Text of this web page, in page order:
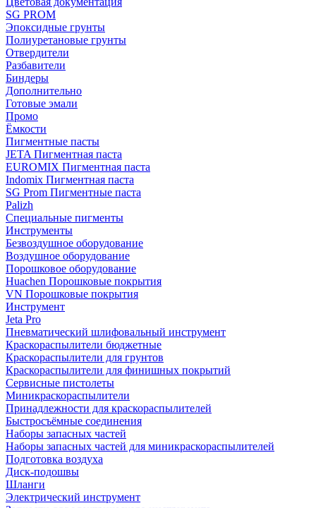
SG PROM
Эпоксидные грунты
Полиуретановые грунты
Отвердители
Разбавители
Биндеры
Дополнительно
Готовые эмали
Промо
Ёмкости
Пигментные пасты
JETA Пигментная паста
EUROMIX Пигментная паста
Indomix Пигментная паста
SG Prom Пигментные паста
Palizh
Специальные пигменты
Инструменты
Безвоздушное оборудование
Воздушное оборудование
Порошковое оборудование
Huachen Порошковые покрытия
VN Порошковые покрытия
Инструмент
Jeta Pro
Пневматический шлифовальный инструмент
Краскораспылители бюджетные
Краскораспылители для грунтов
Краскораспылители для финишных покрытий
Сервисные пистолеты
Миникраскораспылители
Принадлежности для краскораспылителей
Быстросъёмные соединения
Наборы запасных частей
Наборы запасных частей для миникраскораспылителей
Подготовка воздуха
Диск-подошвы
Шланги
Электрический инструмент